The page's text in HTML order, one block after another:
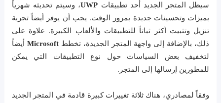
سيظل المتجر الجديد أحد تطبيقات UWP، وسيتم تحديثه شهرياً
بميزات وتحسينات جديدة بمرور الوقت. يجب أن يوفر أيضاً تجربة
تنزيل وتثبيت أكثر ثباتاً للتطبيقات والألعاب الكبيرة. علاوة على
ذلك، بالإضافة إلى واجهة المتجر الجديدة، تخططMicrosoft
أيضاً
لتخفيف بعض السياسات حول نوع التطبيقات التي يمكن
للمطورين إرسالها إلى المتجر.
وفقاً لمصادري، هناك ثلاثة تغييرات كبيرة قادمة في المتجر الجديد